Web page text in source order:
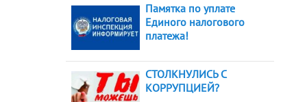
Памятка по уплате
Единого налогового
платежа!
СТОЛКНУЛИСЬ С
КОРРУПЦИЕЙ?